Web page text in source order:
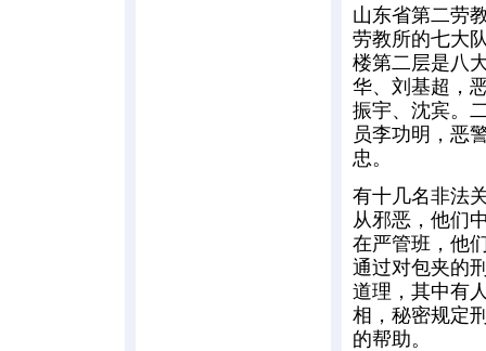
山东省第二劳
劳教所的七大
楼第二层是八
华、刘基超，
振宇、沈宾。
员李功明，恶
忠。
有十几名非法
从邪恶，他们
在严管班，他
通过对包夹的
道理，其中有
相，秘密规定
的帮助。